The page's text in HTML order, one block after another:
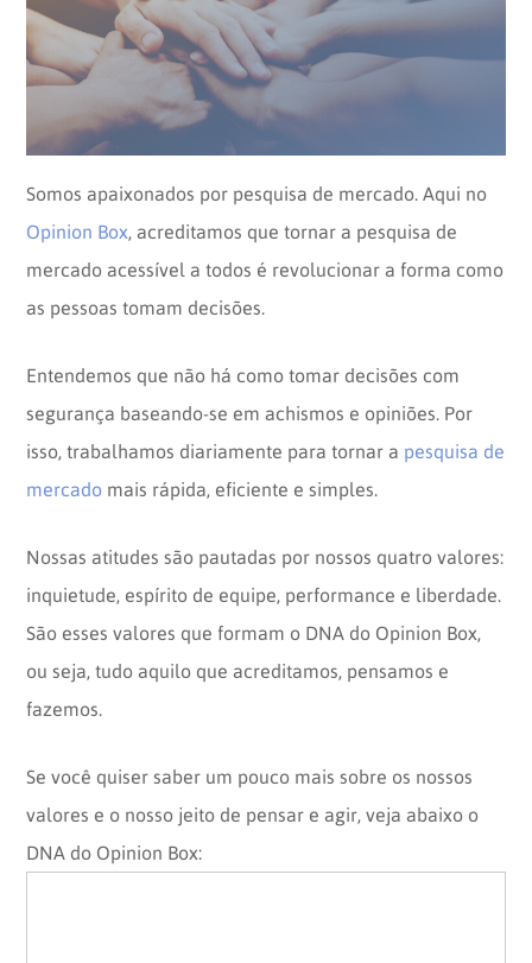
Somos apaixonados por pesquisa de mercado. Aqui no
Opinion Box, acreditamos que tornar a pesquisa de
mercado acessível a todos é revolucionar a forma como
as pessoas tomam decisões.
Entendemos que não há como tomar decisões com
segurança baseando-se em achismos e opiniões. Por
isso, trabalhamos diariamente para tornar a pesquisa de
mercado mais rápida, eficiente e simples.
Nossas atitudes são pautadas por nossos quatro valores:
inquietude, espírito de equipe, performance e liberdade.
São esses valores que formam o DNA do Opinion Box,
ou seja, tudo aquilo que acreditamos, pensamos e
fazemos.
Se você quiser saber um pouco mais sobre os nossos
valores e o nosso jeito de pensar e agir, veja abaixo o
DNA do Opinion Box:
Experience
No
Opinion
Box
Recentes
OPINION
BOX
Pesquisas
Customizadas
Plataforma
Pesquisa
Plataforma
de
CX
CONTATO